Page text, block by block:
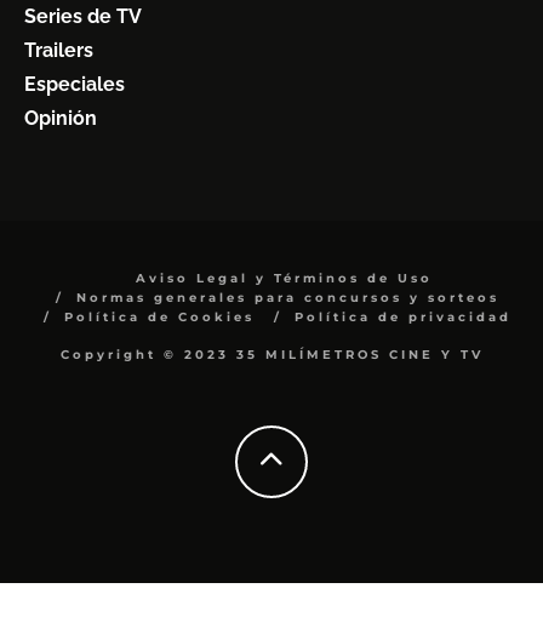
Series de TV
Trailers
Especiales
Opinión
Aviso Legal y Términos de Uso
Normas generales para concursos y sorteos
Política de Cookies
Política de privacidad
Copyright © 2023 35 MILÍMETROS CINE Y TV